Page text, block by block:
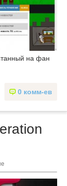
на фан
0 комм-ев